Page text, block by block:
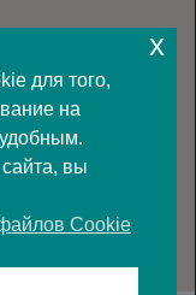
для того,
на
вы
Cookie
x